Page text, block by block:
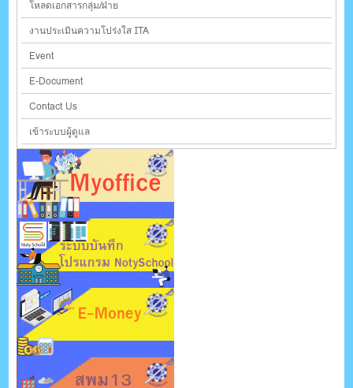
โหลดเอกสารกลุ่ม/ฝ่าย
งานประเมินความโปร่งใส ITA
Event
E-Document
Contact Us
เข้าระบบผู้ดูแล